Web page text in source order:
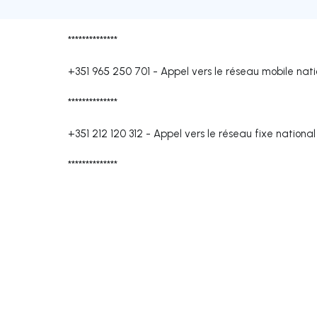
**************
+351 965 250 701 - Appel vers le réseau mobile
**************
+351 212 120 312 - Appel vers le réseau fixe national
**************